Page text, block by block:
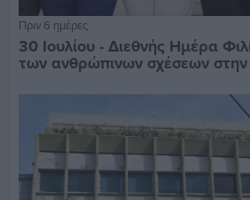
Πριν 6 ημέρες
30 Ιουλίου - Διεθνής Ημέρα
των ανθρώπινων σχέσεων στην